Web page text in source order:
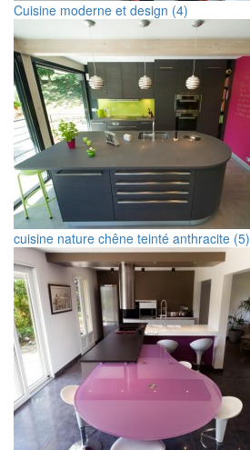
Cuisine moderne et design (4)
cuisine nature chêne teinté anthracite (5)